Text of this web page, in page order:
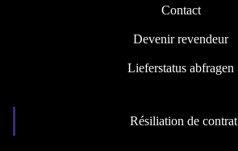
Contact
Devenir revendeur
Lieferstatus abfragen
Résiliation de contrat